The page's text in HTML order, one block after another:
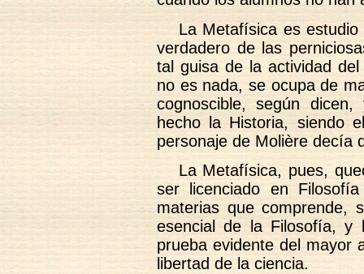
La Metafísica es
verdadero de las
tal guisa de la actividad
no es nada, se ocupa de
cognoscible, según
hecho la Historia, siendo
personaje de Molière decía
La Metafísica, pues,
ser licenciado en
materias que comprende,
esencial de la Filosofía, y
prueba evidente del mayor
libertad de la ciencia.